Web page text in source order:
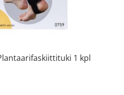
1 kpl